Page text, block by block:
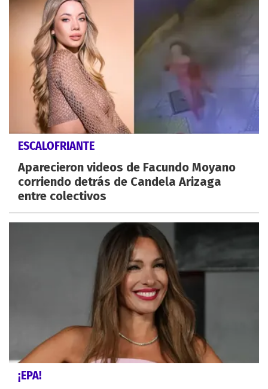
ESCALOFRIANTE
Aparecieron videos de Facundo Moyano
corriendo detrás de Candela Arizaga
entre colectivos
¡EPA!